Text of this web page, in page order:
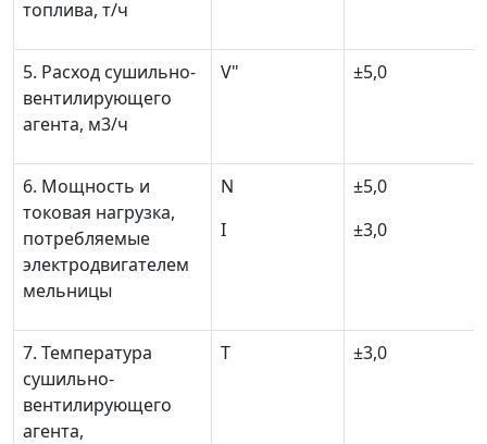
топлива, т/ч
5. Расход сушильно-
вентилирующего
агента, м3/ч
V" ±5,0
6. Мощность и
токовая нагрузка,
потребляемые
электродвигателем
мельницы
N
I
±5,0
±3,0
7. Температура
сушильно-
вентилирующего
агента,
T ±3,0